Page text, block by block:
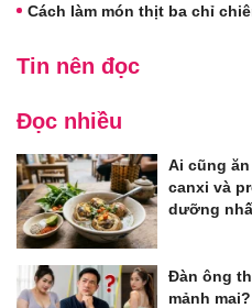
Cách làm món thịt ba chỉ
Tin nên đọc
Đọc nhiều
Ai cũng
canxi và
dưỡng
Đàn ông
mảnh mai?